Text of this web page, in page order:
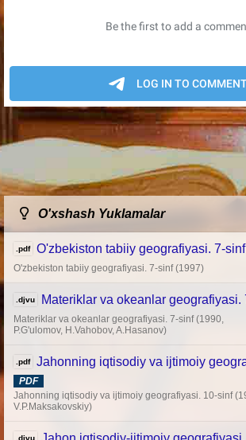
O'xshash Yuklamalar
.pdf O'zbekiston tabiiy geografiyasi. 7-sinf
O'zbekiston tabiiy geografiyasi. 7-sinf (1997)
.djvu Materiklar va okeanlar geografiyasi.
Materiklar va okeanlar geografiyasi. 7-sinf (1990,
P.G'ulomov, H.Vahobov, A.Hasanov)
.pdf Jahonning iqtisodiy va ijtimoiy
PDF
Jahonning iqtisodiy va ijtimoiy geografiyasi. 10-sinf
V.P.Maksakovskiy)
.djvu